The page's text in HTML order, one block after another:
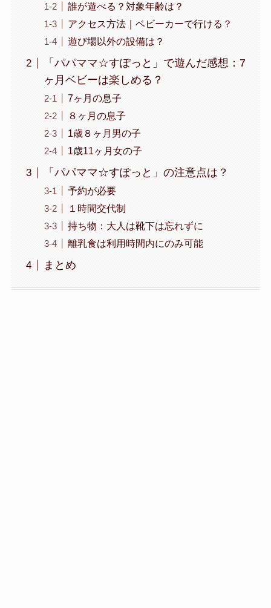
誰が遊べる？対象年齢は？
アクセス方法｜ベビーカーで行ける？
遊び場以外の設備は？
「パパママ☆すぽっと」で遊んだ感想：7
ヶ月ベビーは楽しめる？
7ヶ月の息子
８ヶ月の息子
1歳８ヶ月男の子
1歳11ヶ月女の子
「パパママ☆すぽっと」の注意点は？
予約が必要
１時間交代制
持ち物：大人は靴下は忘れずに
離乳食は利用時間内にのみ可能
まとめ